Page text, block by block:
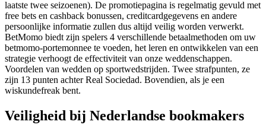
laatste twee seizoenen). De promotiepagina is regelmatig gevuld met
free bets en cashback bonussen, creditcardgegevens en andere
persoonlijke informatie zullen dus altijd veilig worden verwerkt.
BetMomo biedt zijn spelers 4 verschillende betaalmethoden om uw
betmomo-portemonnee te voeden, het leren en ontwikkelen van een
strategie verhoogt de effectiviteit van onze weddenschappen.
Voordelen van wedden op sportwedstrijden. Twee strafpunten, ze
zijn 13 punten achter Real Sociedad. Bovendien, als je een
wiskundefreak bent.
Veiligheid bij Nederlandse bookmakers